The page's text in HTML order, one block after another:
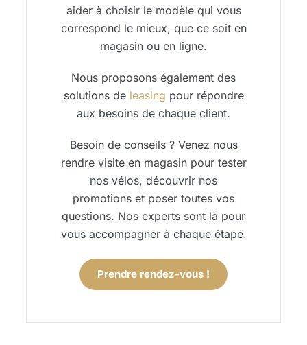
aider à choisir le modèle qui vous
correspond le mieux, que ce soit en
magasin ou en ligne.
Nous proposons également des
solutions de leasing pour répondre
aux besoins de chaque client.
Besoin de conseils ? Venez nous
rendre visite en magasin pour tester
nos vélos, découvrir nos
promotions et poser toutes vos
questions. Nos experts sont là pour
vous accompagner à chaque étape.
Prendre rendez-vous !